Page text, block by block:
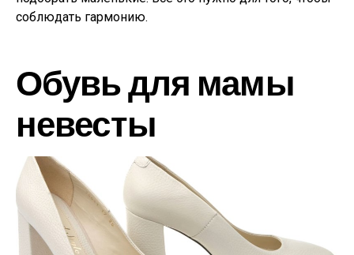
соблюдать гармонию.
Обувь для мамы
невесты